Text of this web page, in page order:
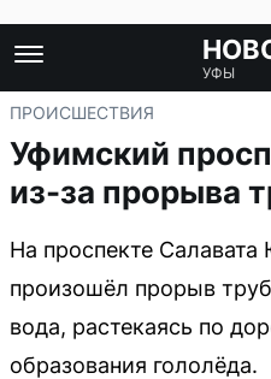
УФЫ
ПРОИСШЕСТВИЯ
Уфимский
из-за прорыва
На проспекте
произошёл прорыв
вода, растекаясь по
образования гололёда.